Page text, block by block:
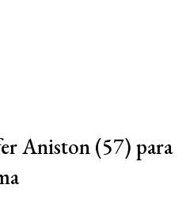
Aniston (57) para